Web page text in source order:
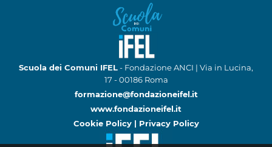
Scuola dei Comuni IFEL- Fondazione ANCI | Via in Lucina,
17 - 00186 Roma
formazione@fondazioneifel.it
www.fondazioneifel.it
Cookie Policy | Privacy Policy